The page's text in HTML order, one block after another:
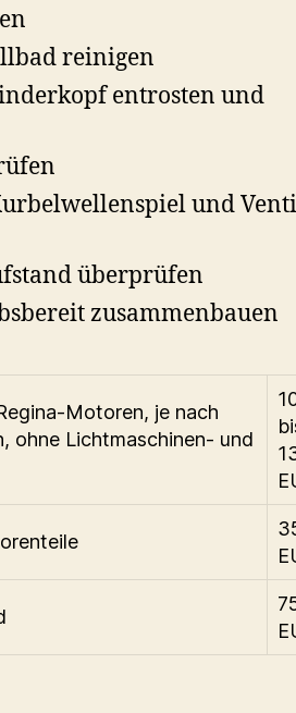
reinigen
entrosten und
und
überprüfen
zusammenbauen
Motoren, je nach
ohne Lichtmaschinen- und